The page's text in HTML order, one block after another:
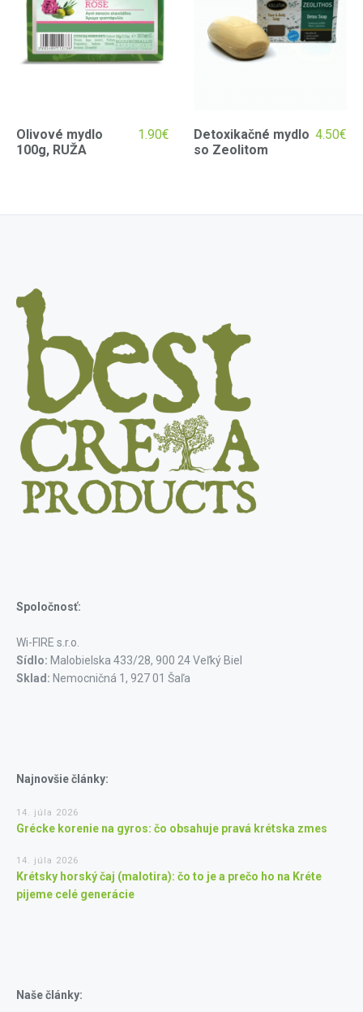
Olivové mydlo
100g, RUŽA
1.90€
Detoxikačné mydlo
so Zeolitom
4.50€
Spoločnosť:
Wi-FIRE s.r.o.
Sídlo: Malobielska 433/28, 900 24 Veľký Biel
Sklad: Nemocničná 1, 927 01 Šaľa
Najnovšie články:
14. júla 2026
Grécke korenie na gyros: čo obsahuje pravá krétska zmes
14. júla 2026
Krétsky horský čaj (malotira): čo to je a prečo ho na Kréte
pijeme celé generácie
Naše články: